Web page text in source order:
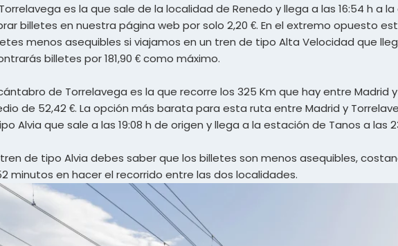
es la que sale de la localidad de Renedo y llega a las 16:54 h a
billetes en nuestra página web por solo 2,20 €. En el extremo opuesto
menos asequibles si viajamos en un tren de tipo Alta Velocidad que
billetes por 181,90 € como máximo.
de Torrelavega es la que recorre los 325 Km que hay entre Madrid
de 52,42 €. La opción más barata para esta ruta entre Madrid y
Alvia que sale a las 19:08 h de origen y llega a la estación de Tanos a las
de tipo Alvia debes saber que los billetes son menos asequibles,
en hacer el recorrido entre las dos localidades.